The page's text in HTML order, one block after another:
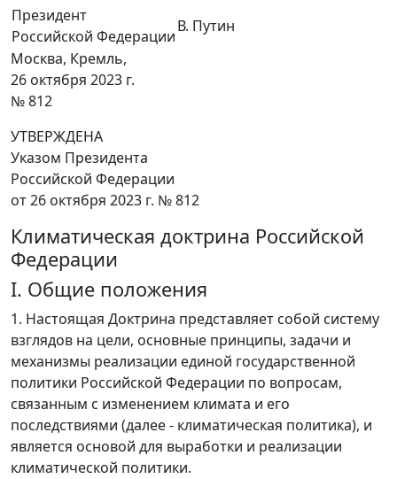
Президент
Российской Федерации
В. Путин
Москва, Кремль,
26 октября 2023 г.
№ 812
УТВЕРЖДЕНА
Указом Президента
Российской Федерации
от 26 октября 2023 г. № 812
Климатическая доктрина Российской
Федерации
I. Общие положения
1. Настоящая Доктрина представляет собой систему
взглядов на цели, основные принципы, задачи и
механизмы реализации единой государственной
политики Российской Федерации по вопросам,
связанным с изменением климата и его
последствиями (далее - климатическая политика), и
является основой для выработки и реализации
климатической политики.